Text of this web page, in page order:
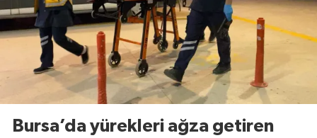
Bursa’da yürekleri ağza getiren